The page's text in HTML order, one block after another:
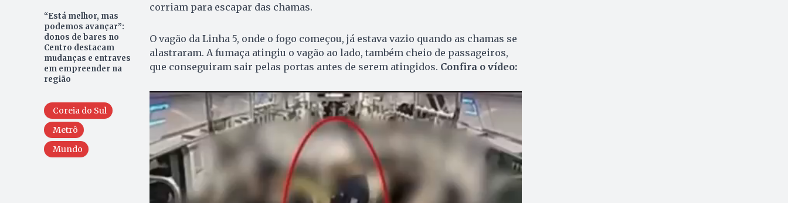
“Está melhor, mas
podemos avançar”:
donos de bares no
Centro destacam
mudanças e entraves
em empreender na
região
Coreia do Sul
Metrô
Mundo
corriam para escapar das chamas.
O vagão da Linha 5, onde o fogo começou, já estava vazio quando as chamas se
alastraram. A fumaça atingiu o vagão ao lado, também cheio de passageiros,
que conseguiram sair pelas portas antes de serem atingidos. Confira o vídeo: